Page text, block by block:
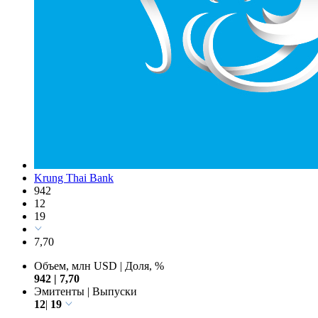
Krung Thai Bank
942
12
19
7,70
Объем, млн USD | Доля, %
942 | 7,70
Эмитенты | Выпуски
12| 19